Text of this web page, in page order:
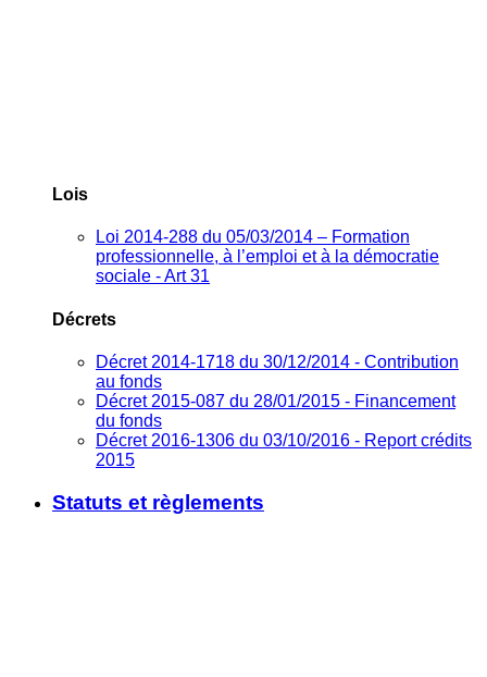
Lois
Loi 2014-288 du 05/03/2014 – Formation
professionnelle, à l’emploi et à la démocratie
sociale - Art 31
Décrets
Décret 2014-1718 du 30/12/2014 - Contribution
au fonds
Décret 2015-087 du 28/01/2015 - Financement
du fonds
Décret 2016-1306 du 03/10/2016 - Report crédits
2015
Statuts et règlements